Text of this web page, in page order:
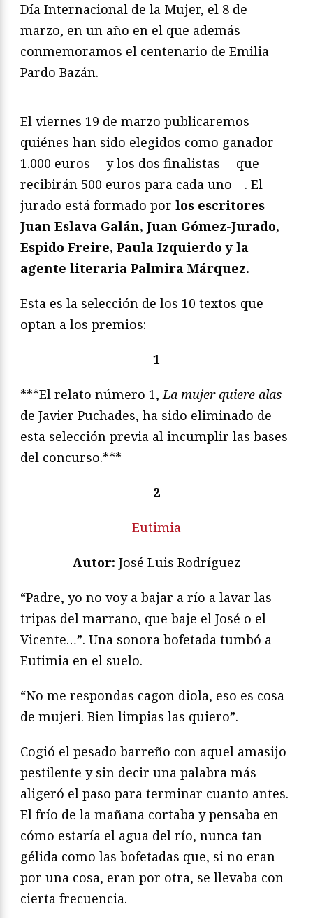
Día Internacional de la Mujer, el 8 de
marzo, en un año en el que además
conmemoramos el centenario de Emilia
Pardo Bazán.
El viernes 19 de marzo publicaremos
quiénes han sido elegidos como ganador —
1.000 euros— y los dos finalistas —que
recibirán 500 euros para cada uno—. El
jurado está formado por los escritores
Juan Eslava Galán, Juan Gómez-Jurado,
Espido Freire, Paula Izquierdo y la
agente literaria Palmira Márquez.
Esta es la selección de los 10 textos que
optan a los premios:
1
***El relato número 1,La mujer quiere alas
de Javier Puchades, ha sido eliminado de
esta selección previa al incumplir las bases
del concurso.***
2
Eutimia
Autor: José Luis Rodríguez
“Padre, yo no voy a bajar a río a lavar las
tripas del marrano, que baje el José o el
Vicente…”. Una sonora bofetada tumbó a
Eutimia en el suelo.
“No me respondas cagon diola, eso es cosa
de mujeri. Bien limpias las quiero”.
Cogió el pesado barreño con aquel amasijo
pestilente y sin decir una palabra más
aligeró el paso para terminar cuanto antes.
El frío de la mañana cortaba y pensaba en
cómo estaría el agua del río, nunca tan
gélida como las bofetadas que, si no eran
por una cosa, eran por otra, se llevaba con
cierta frecuencia.